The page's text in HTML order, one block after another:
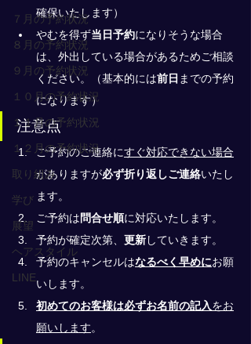
７月の予約状況
８月の予約状況
９月の予約状況
１０月の予約状況
１１月の予約状況
１２月の予約状況
取り組み
学び
展望
ヘアスタイル
LINE
確保いたします）
やむを得ず当日予約になりそうな場合
は、外出している場合があるためご相談
ください。（基本的には前日 までの予約
になります）
注意点
ご予約のご連絡にすぐ対応できない場合
がありますが必ず折り返しご連絡いたし
ます。
ご予約は問合せ順に対応いたします。
予約が確定次第、 更新していきます。
予約のキャンセルはなるべく早めにお願
いします。
初めてのお客様は必ずお名前の記入をお
願いします。